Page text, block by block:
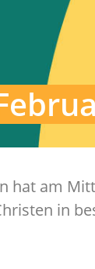
hat am
in